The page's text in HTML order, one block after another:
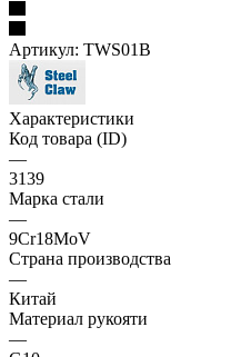
Артикул: TWS01B
Характеристики
Код товара (ID)
—
3139
Марка стали
—
9Cr18MoV
Страна производства
—
Китай
Материал рукояти
—